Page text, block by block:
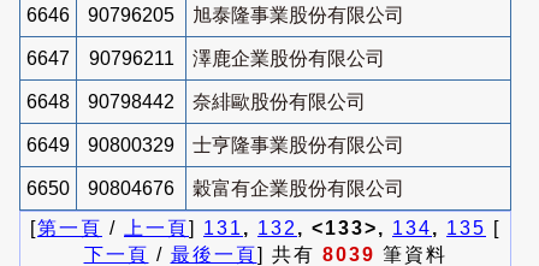
6646 90796205 旭泰隆事業股份有限公司
6647 90796211 澤鹿企業股份有限公司
6648 90798442 奈緋歐股份有限公司
6649 90800329 士亨隆事業股份有限公司
6650 90804676
穀富有企業股份有限公司
[第一頁 / 上一頁] 131 , 132 , <133>, 134, 135 [
下一頁 / 最後一頁] 共有 8039 筆資料